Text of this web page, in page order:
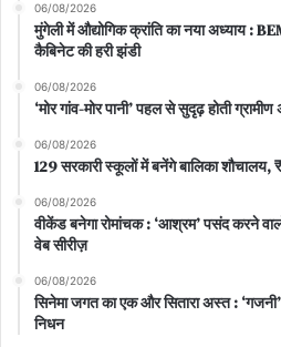
06/08/2026
मुंगेली में औद्योगिक क्रांति का नया अध्याय :
कैबिनेट की हरी झंडी
06/08/2026
‘मोर गांव-मोर पानी’ पहल से सुदृढ़ होती
06/08/2026
129 सरकारी स्कूलों में बनेंगे बालिका शौचालय,
06/08/2026
वीकेंड बनेगा रोमांचक : ‘आश्रम’ पसंद करने
वेब सीरीज़
06/08/2026
सिनेमा जगत का एक और सितारा अस्त :
निधन